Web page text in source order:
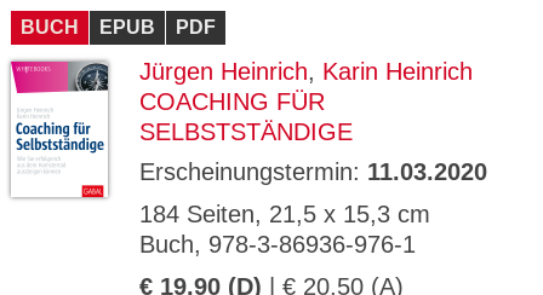
BUCH EPUB PDF
Jürgen Heinrich, Karin Heinrich
COACHING FÜR
SELBSTSTÄNDIGE
Erscheinungstermin: 11.03.2020
184 Seiten, 21,5 x 15,3 cm
Buch, 978-3-86936-976-1
€ 19,90 (D) | € 20,50 (A)